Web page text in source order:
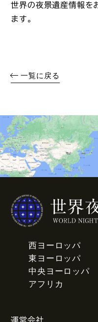
世界の夜景遺産情報を
ます。
一覧に戻る
西ヨーロッパ
東ヨーロッパ
中央ヨーロッパ
アフリカ
運営会社